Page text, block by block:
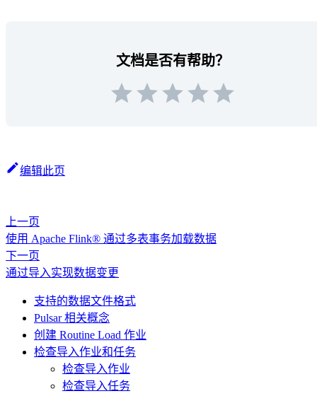
文档是否有帮助？
编辑此页
上一页
使用 Apache Flink® 通过多表事务加载数据
下一页
通过导入实现数据变更
支持的数据文件格式
Pulsar 相关概念
创建 Routine Load 作业
检查导入作业和任务
检查导入作业
检查导入任务